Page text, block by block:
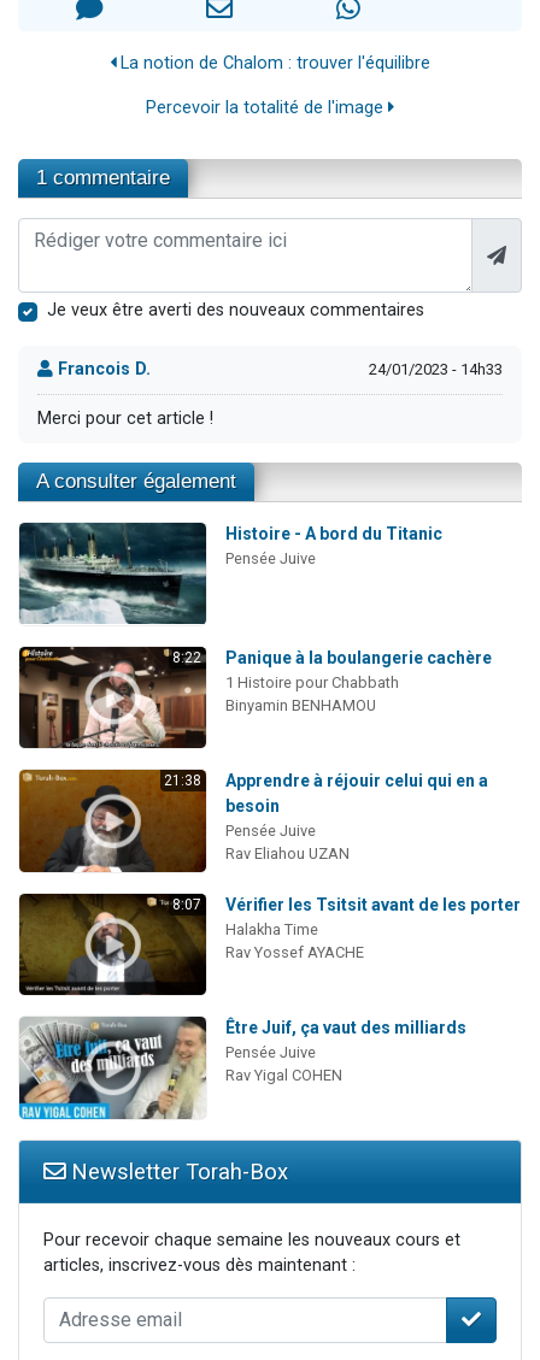
La notion de Chalom : trouver l'équilibre
Percevoir la totalité de l'image
1 commentaire
Je veux être averti des nouveaux commentaires
Francois D. 24/01/2023 - 14h33
Merci pour cet article !
A consulter également
Histoire - A bord du Titanic
Pensée Juive
8:22 Panique à la boulangerie cachère
1 Histoire pour Chabbath
Binyamin BENHAMOU
21:38
Apprendre à réjouir celui qui en a
besoin
Pensée Juive
Rav Eliahou UZAN
8:07 Vérifier les Tsitsit avant de les porter
Halakha Time
Rav Yossef AYACHE
Être Juif, ça vaut des milliards
Pensée Juive
Rav Yigal COHEN
Newsletter Torah-Box
Pour recevoir chaque semaine les nouveaux cours et
articles, inscrivez-vous dès maintenant :